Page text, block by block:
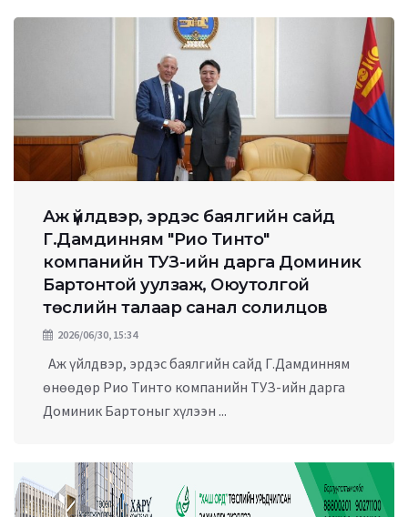
Аж үйлдвэр, эрдэс баялгийн сайд
Г.Дамдинням "Рио Тинто"
компанийн ТУЗ-ийн дарга Доминик
Бартонтой уулзаж, Оюутолгой
төслийн талаар санал солилцов
2026/06/30, 15:34
Аж үйлдвэр, эрдэс баялгийн сайд Г.Дамдинням
өнөөдөр Рио Тинто компанийн ТУЗ-ийн дарга
Доминик Бартоныг хүлээн ...